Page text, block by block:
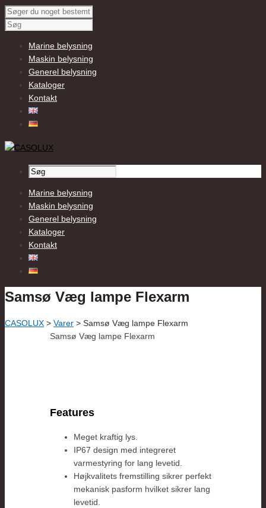
Marine belysning
Maskin belysning
Generel belysning
Kataloger
Kontakt
Marine belysning
Maskin belysning
Generel belysning
Kataloger
Kontakt
Samsø Væg lampe Flexarm
CASOLUX > Varer > Samsø Væg lampe Flexarm
Samsø Væg lampe Flexarm
Features
Meget kraftig lys.
IP67 design med integreret
varmestyring for lang levetid.
Højkvalitets fremstilling sikrer perfekt
mekanisk pasform hvilket sikrer lang
levetid.